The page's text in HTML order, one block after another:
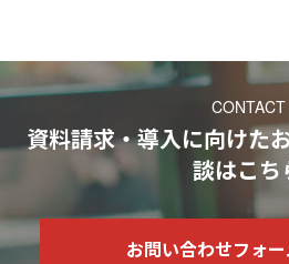
CONTACT
資料請求・導入に向けた
談はこち
お問い合わせフォ